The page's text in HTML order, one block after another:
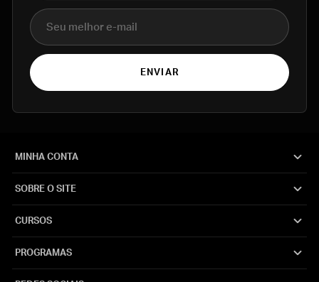
E-mail
ENVIAR
MINHA CONTA
SOBRE O SITE
CURSOS
PROGRAMAS